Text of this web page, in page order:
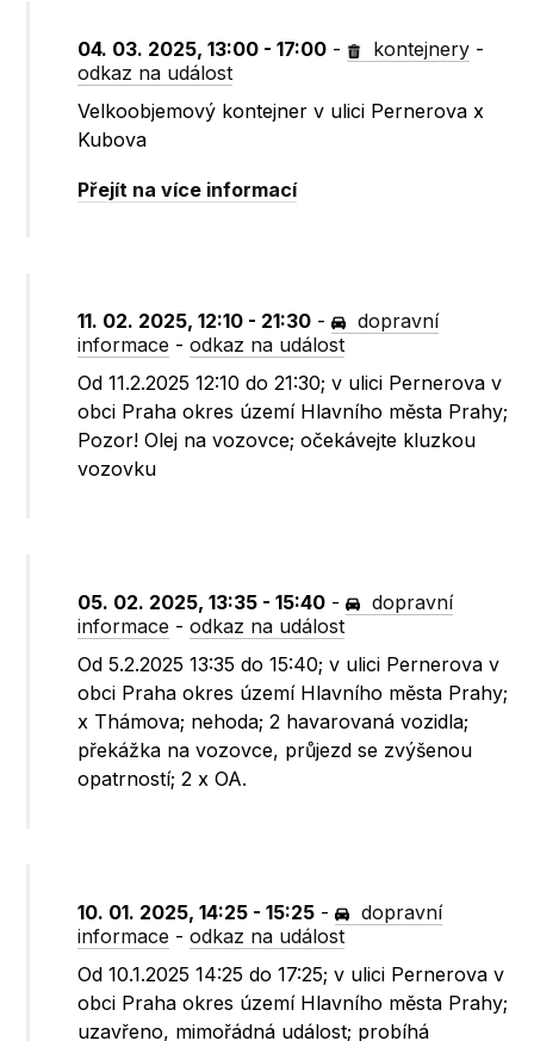
04. 03. 2025, 13:00 - 17:00 - kontejnery -
odkaz na událost
Velkoobjemový kontejner v ulici Pernerova x
Kubova
Přejít na více informací
11. 02. 2025, 12:10 - 21:30 -
dopravní
informace -odkaz na událost
Od 11.2.2025 12:10 do 21:30; v ulici Pernerova v
obci Praha okres území Hlavního města Prahy;
Pozor! Olej na vozovce; očekávejte kluzkou
vozovku
05. 02. 2025, 13:35 - 15:40 -
dopravní
informace -odkaz na událost
Od 5.2.2025 13:35 do 15:40; v ulici Pernerova v
obci Praha okres území Hlavního města Prahy;
x Thámova; nehoda; 2 havarovaná vozidla;
překážka na vozovce, průjezd se zvýšenou
opatrností; 2 x OA.
10. 01. 2025, 14:25 - 15:25 -
dopravní
informace -odkaz na událost
Od 10.1.2025 14:25 do 17:25; v ulici Pernerova v
obci Praha okres území Hlavního města Prahy;
uzavřeno, mimořádná událost; probíhá